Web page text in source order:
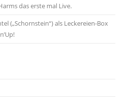
das erste mal Live.
(„Schornstein“) als Leckereien-Box